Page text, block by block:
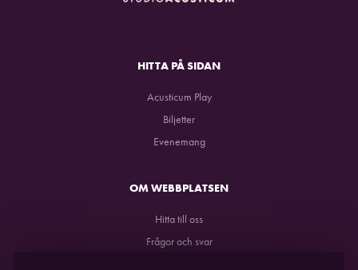
HITTA PÅ SIDAN
Acusticum Play
Biljetter
Evenemang
OM WEBBPLATSEN
Hitta till oss
Frågor och svar